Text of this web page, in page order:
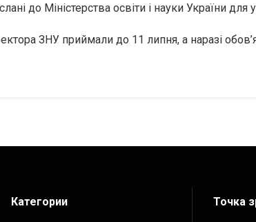
до Міністерства освіти і науки України
ЗНУ приймали до 11 липня, а наразі
Категории Точка